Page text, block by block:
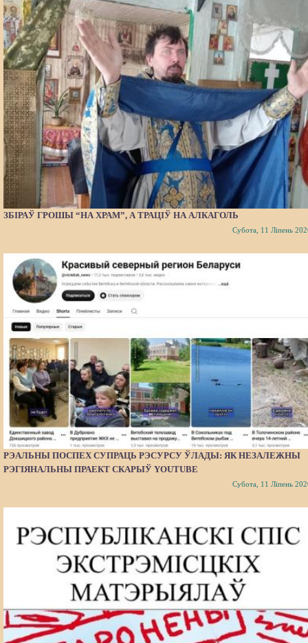
ЗБІРАЎ ГРОШЫ “НА ХРАМ”, А ТРАЦІЎ НА АЛКАГОЛЬ
Субота, 11 Ліпень
РЭАЛЬНЫ ПОСПЕХ СУПРАЦЬ РЭСУРСУ ЎЛАДЫ: ЯК НЕЗАЛЕЖНЫ
РЭГІЯНАЛЬНЫ ПРАЕКТ СКАРЫЎ YOUTUBE
Субота, 11 Ліпень